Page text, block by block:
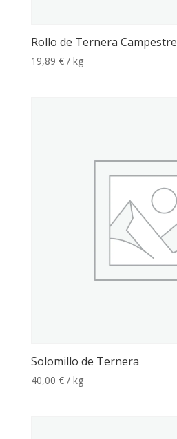
Rollo de Ternera Campestre
19,89 € / kg
Solomillo de Ternera
40,00 € / kg